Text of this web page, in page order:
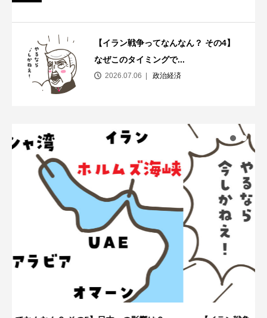
【イラン戦争ってなんなん？ その4】
なぜこのタイミングで...
2026.07.06 政治経済